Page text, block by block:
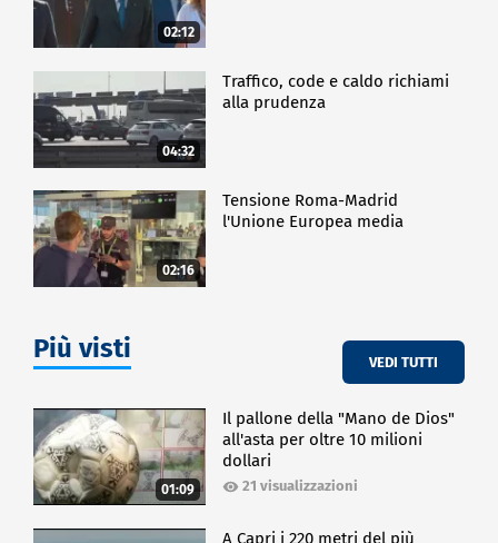
02:12
04:32
Traffico, code e caldo richiami
alla prudenza
02:16
Tensione Roma-Madrid
l'Unione Europea media
Più visti VEDI TUTTI
01:09
Il pallone della "Mano de Dios"
all'asta per oltre 10 milioni
dollari
21 visualizzazioni
A Capri i 220 metri del più